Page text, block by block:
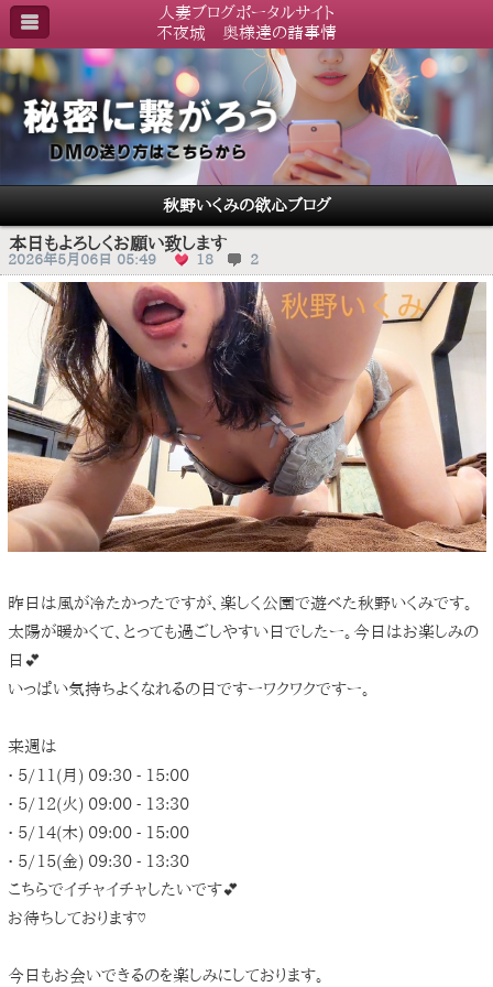
人妻ブログポータルサイト
不夜城 奥様達の諸事情
秋野いくみの欲心ブログ
本日もよろしくお願い致します
2026年5月06日 05:49 18 2
昨日は風が冷たかったですが、楽しく公園で遊べた秋野いくみです。
太陽が暖かくて、とっても過ごしやすい日でしたー。今日はお楽しみの
日💕
いっぱい気持ちよくなれるの日ですーワクワクですー。
来週は
• 5/11(月) 09:30 - 15:00
• 5/12(火) 09:00 - 13:30
• 5/14(木) 09:00 - 15:00
• 5/15(金) 09:30 - 13:30
こちらでイチャイチャしたいです💕
お待ちしております♡
今日もお会いできるのを楽しみにしております。